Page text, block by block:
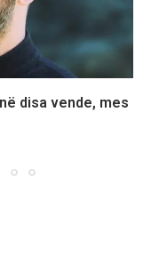
disa vende, mes